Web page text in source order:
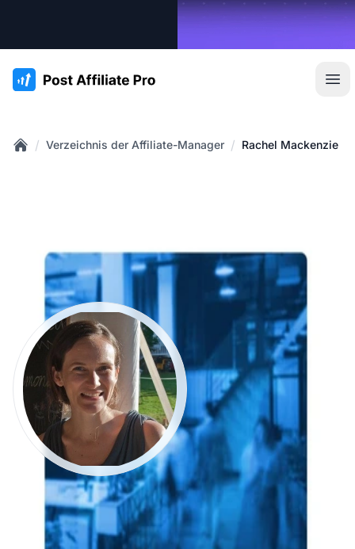
:site.title
/ Verzeichnis der Affiliate-Manager / Rachel Mackenzie